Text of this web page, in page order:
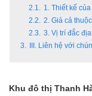
2.1.
1. Thiết kế
2.2.
2. Giá cả
2.3.
3. Vị trí đắc địa
3.
III. Liên hệ với
Khu đô thị Thanh